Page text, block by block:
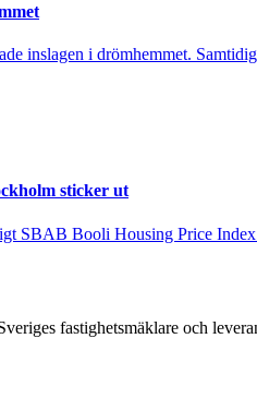
inslagen i drömhemmet.
sticker ut
SBAB Booli Housing Price
fastighetsmäklare och